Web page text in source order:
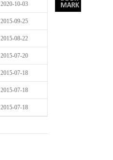
2020-10-03
2015-09-25
2015-08-22
2015-07-20
2015-07-18
2015-07-18
2015-07-18